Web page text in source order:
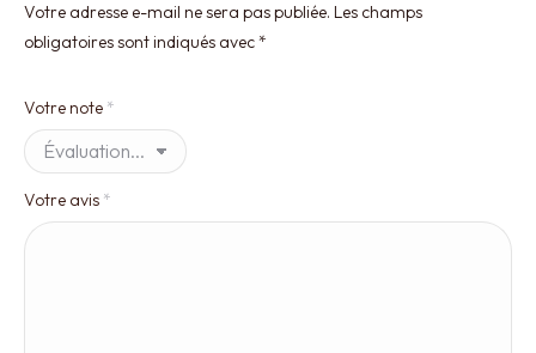
Votre adresse e-mail ne sera pas publiée. Les champs
obligatoires sont indiqués avec*
Votre note *
Votre avis *